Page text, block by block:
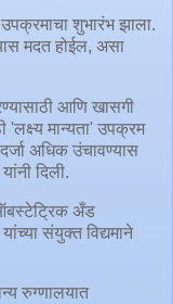
शुभारंभ झाला.
मदत होईल, असा
आणि खासगी
'लक्ष्य मान्यता' उपक्रम
अधिक उंचावण्यास
दिली.
अँड
संयुक्त विद्यमाने
रुग्णालयात